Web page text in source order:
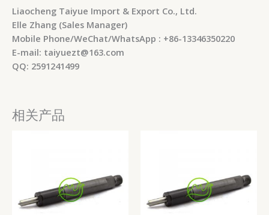
Liaocheng Taiyue Import & Export Co., Ltd.
Elle Zhang (Sales Manager)
Mobile Phone/WeChat/WhatsApp : +86-13346350220
E-mail: taiyuezt@163.com
QQ: 2591241499
相关产品